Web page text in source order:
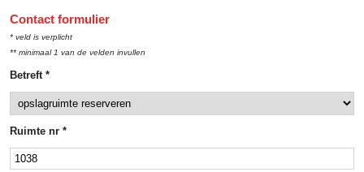
Contact formulier
* veld is verplicht
** minimaal 1 van de velden invullen
Betreft *
Ruimte nr *